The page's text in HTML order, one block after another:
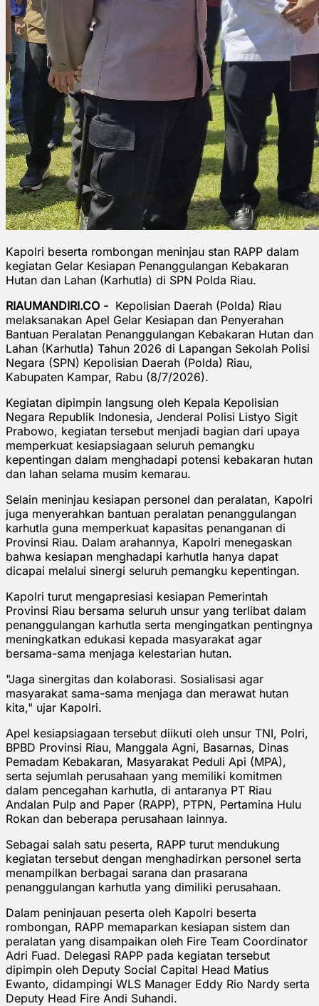
Kapolri beserta rombongan meninjau stan RAPP dalam
kegiatan Gelar Kesiapan Penanggulangan Kebakaran
Hutan dan Lahan (Karhutla) di SPN Polda Riau.
RIAUMANDIRI.CO - Kepolisian Daerah (Polda) Riau
melaksanakan Apel Gelar Kesiapan dan Penyerahan
Bantuan Peralatan Penanggulangan Kebakaran Hutan dan
Lahan (Karhutla) Tahun 2026 di Lapangan Sekolah Polisi
Negara (SPN) Kepolisian Daerah (Polda) Riau,
Kabupaten Kampar, Rabu (8/7/2026).
Kegiatan dipimpin langsung oleh Kepala Kepolisian
Negara Republik Indonesia, Jenderal Polisi Listyo Sigit
Prabowo, kegiatan tersebut menjadi bagian dari upaya
memperkuat kesiapsiagaan seluruh pemangku
kepentingan dalam menghadapi potensi kebakaran hutan
dan lahan selama musim kemarau.
Selain meninjau kesiapan personel dan peralatan, Kapolri
juga menyerahkan bantuan peralatan penanggulangan
karhutla guna memperkuat kapasitas penanganan di
Provinsi Riau. Dalam arahannya, Kapolri menegaskan
bahwa kesiapan menghadapi karhutla hanya dapat
dicapai melalui sinergi seluruh pemangku kepentingan.
Kapolri turut mengapresiasi kesiapan Pemerintah
Provinsi Riau bersama seluruh unsur yang terlibat dalam
penanggulangan karhutla serta mengingatkan pentingnya
meningkatkan edukasi kepada masyarakat agar
bersama-sama menjaga kelestarian hutan.
"Jaga sinergitas dan kolaborasi. Sosialisasi agar
masyarakat sama-sama menjaga dan merawat hutan
kita," ujar Kapolri.
Apel kesiapsiagaan tersebut diikuti oleh unsur TNI, Polri,
BPBD Provinsi Riau, Manggala Agni, Basarnas, Dinas
Pemadam Kebakaran, Masyarakat Peduli Api (MPA),
serta sejumlah perusahaan yang memiliki komitmen
dalam pencegahan karhutla, di antaranya PT Riau
Andalan Pulp and Paper (RAPP), PTPN, Pertamina Hulu
Rokan dan beberapa perusahaan lainnya.
Sebagai salah satu peserta, RAPP turut mendukung
kegiatan tersebut dengan menghadirkan personel serta
menampilkan berbagai sarana dan prasarana
penanggulangan karhutla yang dimiliki perusahaan.
Dalam peninjauan peserta oleh Kapolri beserta
rombongan, RAPP memaparkan kesiapan sistem dan
peralatan yang disampaikan oleh Fire Team Coordinator
Adri Fuad. Delegasi RAPP pada kegiatan tersebut
dipimpin oleh Deputy Social Capital Head Matius
Ewanto, didampingi WLS Manager Eddy Rio Nardy serta
Deputy Head Fire Andi Suhandi.